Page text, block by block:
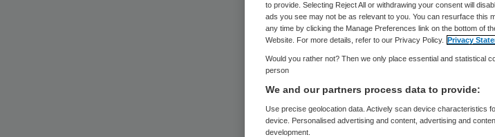
to provide. Selecting Reject All or withdrawing your consent will
ads you see may not be as relevant to you. You can resurface this
any time by clicking the Manage Preferences link on the bottom of
Website. For more details, refer to our Privacy Policy. Privacy
Would you rather not? Then we only place essential and statistical
person
We and our partners process data to provide:
Use precise geolocation data. Actively scan device characteristics
device. Personalised advertising and content, advertising and
development.